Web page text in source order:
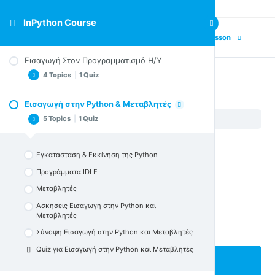
InPython Course
Εισαγωγή Στον Προγραμματισμό Η/Υ
4 Topics 1 Quiz
Υπολογιστική Διαδικασία & Υπολογιστική Σκέψη
Η/Υ
Σύνοψη για την Εισαγωγή Στον Προγραμματισμό
Εισαγωγή στην Python & Μεταβλητές
5 Topics 1 Quiz
Εγκατάσταση & Εκκίνηση της Python
Προγράμματα IDLE
Μεταβλητές
Ασκήσεις Εισαγωγή στην Python και
Μεταβλητές
Σύνοψη Εισαγωγή στην Python και Μεταβλητές
Quiz για Εισαγωγή στην Python και Μεταβλητές
Next Lesson
InPython Course Εισαγωγή στην Python & Μεταβλητές